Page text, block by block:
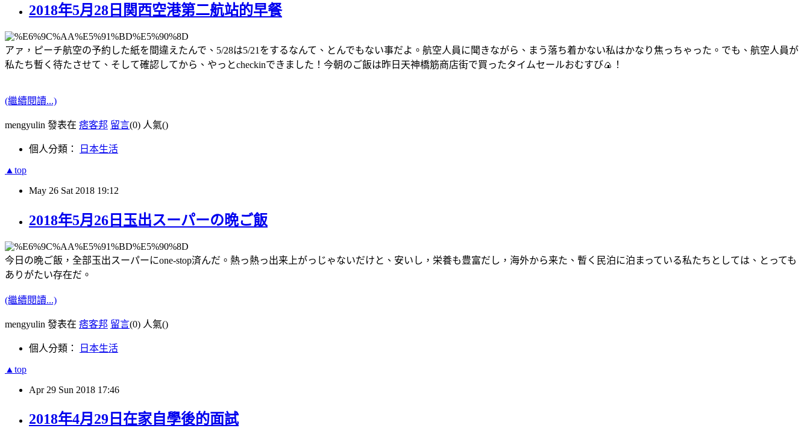
2018年5月28日関西空港第二航站的早餐
アァ，ピーチ航空の予約した紙を間違えたんで、5/28は5/21をするなんて、とんでもない事だよ。航空人員に聞きながら、まう落ち着かない私はかなり焦っちゃった。でも、航空人員が
私たち暫く待たさせて、そして確認してから、やっとcheckinできました！今朝のご飯は昨日天神橋筋商店街で買ったタイムセールおむすび🍙！
(繼續閱讀...)
mengyulin 發表在 痞客邦 留言(0) 人氣()
個人分類： 日本生活
▲top
May 26 Sat 2018 19:12
2018年5月26日玉出スーパーの晩ご飯
今日の晩ご飯，全部玉出スーパーにone-stop済んだ。熱っ熱っ出来上がっじゃないだけと、安いし，栄養も豊富だし，海外から来た、暫く民泊に泊まっている私たちとしては、とっても
ありがたい存在だ。
(繼續閱讀...)
mengyulin 發表在 痞客邦 留言(0) 人氣()
個人分類： 日本生活
▲top
Apr 29 Sun 2018 17:46
2018年4月29日在家自學後的面試